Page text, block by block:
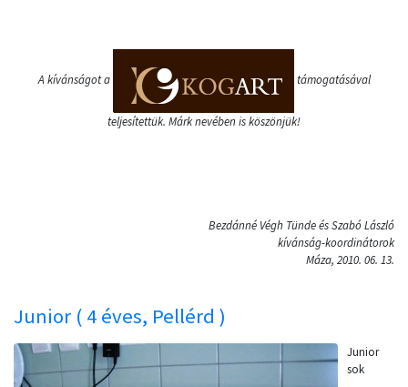
A kívánságot a támogatásával
teljesítettük. Márk nevében is köszönjük!
Bezdánné Végh Tünde és Szabó László
kívánság-koordinátorok
Máza, 2010. 06. 13.
Junior ( 4 éves, Pellérd )
Junior
sok